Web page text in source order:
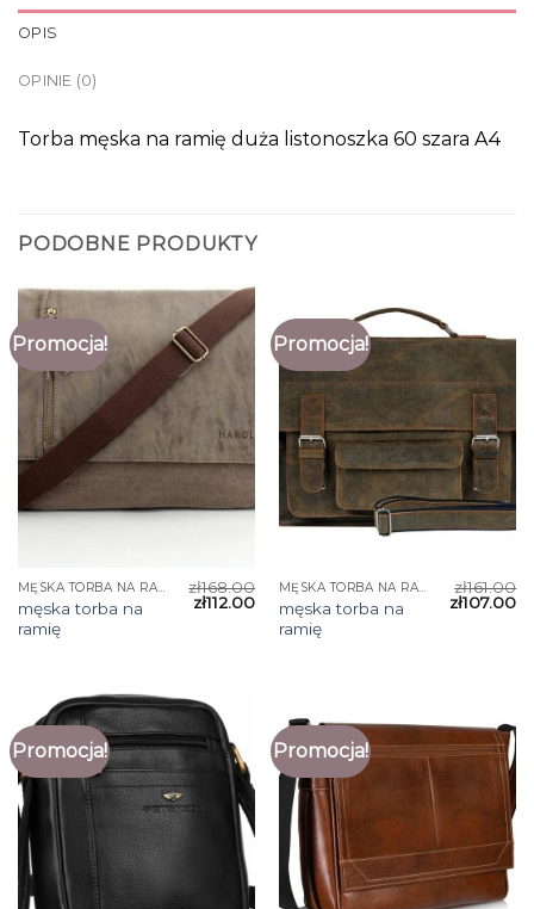
OPIS
OPINIE (0)
Torba męska na ramię duża listonoszka 60 szara A4
PODOBNE PRODUKTY
Promocja!
MĘSKA TORBA NA RAMIĘ
męska torba na
ramię
zł168.00
zł112.00
Promocja!
MĘSKA TORBA NA RAMIĘ
męska torba na
ramię
zł161.00
zł107.00
Promocja! Promocja!